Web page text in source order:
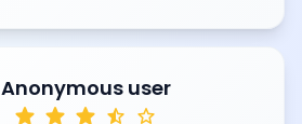
Anonymous user
star star star star_half star